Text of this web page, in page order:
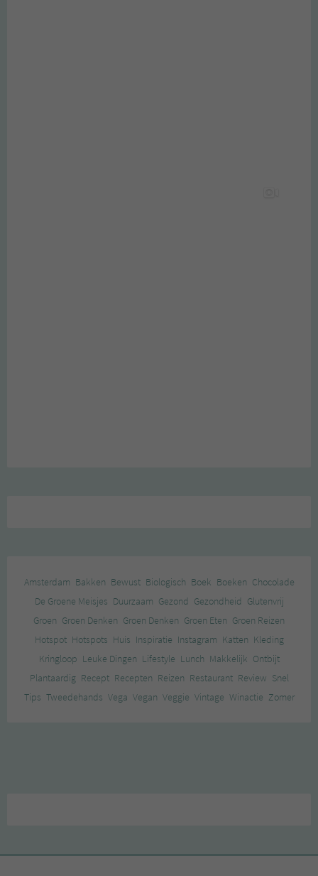
Amsterdam Bakken Bewust Biologisch Boek Boeken Chocolade
De Groene Meisjes Duurzaam Gezond Gezondheid Glutenvrij
Groen Groen Denken Groen Denken Groen Eten Groen Reizen
Hotspot Hotspots Huis Inspiratie Instagram Katten Kleding
Kringloop Leuke Dingen Lifestyle Lunch Makkelijk Ontbijt
Plantaardig Recept Recepten Reizen Restaurant Review Snel
Tips Tweedehands Vega Vegan Veggie Vintage Winactie Zomer